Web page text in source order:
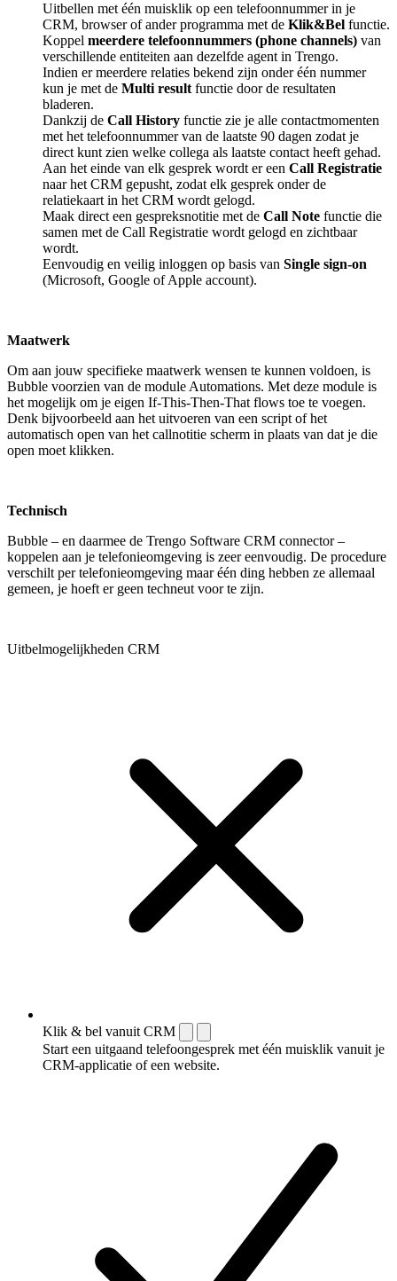
Uitbellen met één muisklik op een telefoonnummer in je
CRM, browser of ander programma met de Klik&Bel functie.
Koppel meerdere telefoonnummers (phone channels) van
verschillende entiteiten aan dezelfde agent in Trengo.
Indien er meerdere relaties bekend zijn onder één nummer
kun je met de Multi result functie door de resultaten
bladeren.
Dankzij de Call History functie zie je alle contactmomenten
met het telefoonnummer van de laatste 90 dagen zodat je
direct kunt zien welke collega als laatste contact heeft gehad.
Aan het einde van elk gesprek wordt er een Call Registratie
naar het CRM gepusht, zodat elk gesprek onder de
relatiekaart in het CRM wordt gelogd.
Maak direct een gespreksnotitie met de Call Note functie die
samen met de Call Registratie wordt gelogd en zichtbaar
wordt.
Eenvoudig en veilig inloggen op basis van Single sign-on
(Microsoft, Google of Apple account).
Maatwerk
Om aan jouw specifieke maatwerk wensen te kunnen voldoen, is
Bubble voorzien van de module Automations. Met deze module is
het mogelijk om je eigen If-This-Then-That flows toe te voegen.
Denk bijvoorbeeld aan het uitvoeren van een script of het
automatisch open van het callnotitie scherm in plaats van dat je die
open moet klikken.
Technisch
Bubble – en daarmee de Trengo Software CRM connector –
koppelen aan je telefonieomgeving is zeer eenvoudig. De procedure
verschilt per telefonieomgeving maar één ding hebben ze allemaal
gemeen, je hoeft er geen techneut voor te zijn.
Uitbelmogelijkheden CRM
Klik & bel vanuit CRM
Start een uitgaand telefoongesprek met één muisklik vanuit je
CRM-applicatie of een website.